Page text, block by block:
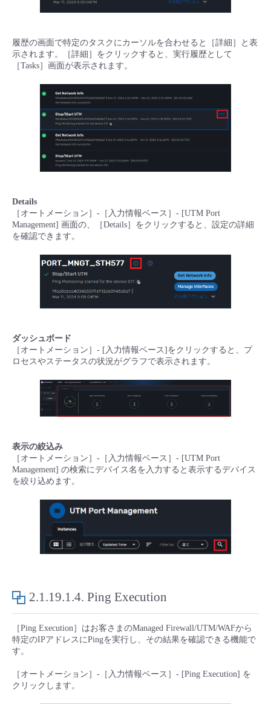
履歴の画面で特定のタスクにカーソルを合わせると［詳細］と表
示されます。［詳細］をクリックすると、実行履歴として
［Tasks］画面が表示されます。
Details
［オートメーション］-［入力情報ベース］- [UTM Port
Management] 画面の、［Details］をクリックすると、設定の詳細
を確認できます。
ダッシュボード
［オートメーション］- [入力情報ベース]をクリックすると、プ
ロセスやステータスの状況がグラフで表示されます。
表示の絞込み
［オートメーション］-［入力情報ベース］- [UTM Port
Management] の検索にデバイス名を入力すると表示するデバイス
を絞り込めます。
2.1.19.1.4. Ping Execution
［Ping Execution］はお客さまのManaged Firewall/UTM/WAFから
特定のIPアドレスにPingを実行し、その結果を確認できる機能で
す。
［オートメーション］-［入力情報ベース］- [Ping Execution] を
クリックします。